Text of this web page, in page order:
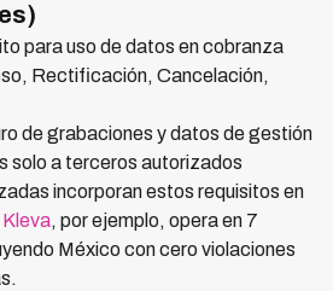
para uso de datos en cobranza
Rectificación, Cancelación,
de grabaciones y datos de gestión
solo a terceros autorizados
incorporan estos requisitos en
Kleva, por ejemplo, opera en 7
México con cero violaciones